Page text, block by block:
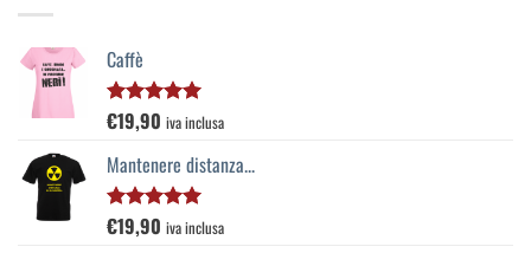
Caffè
Valutato
5.00 su 5
€19,90 iva inclusa
Mantenere distanza...
Valutato
5.00 su 5
€19,90 iva inclusa